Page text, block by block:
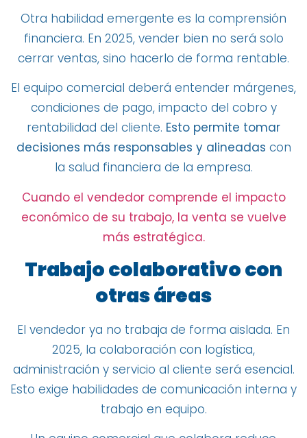
Otra habilidad emergente es la comprensión
financiera. En 2025, vender bien no será solo
cerrar ventas, sino hacerlo de forma rentable.
El equipo comercial deberá entender márgenes,
condiciones de pago, impacto del cobro y
rentabilidad del cliente. Esto permite tomar
decisiones más responsables y alineadas con
la salud financiera de la empresa.
Cuando el vendedor comprende el impacto
económico de su trabajo, la venta se vuelve
más estratégica.
Trabajo colaborativo con
otras áreas
El vendedor ya no trabaja de forma aislada. En
2025, la colaboración con logística,
administración y servicio al cliente será esencial.
Esto exige habilidades de comunicación interna y
trabajo en equipo.